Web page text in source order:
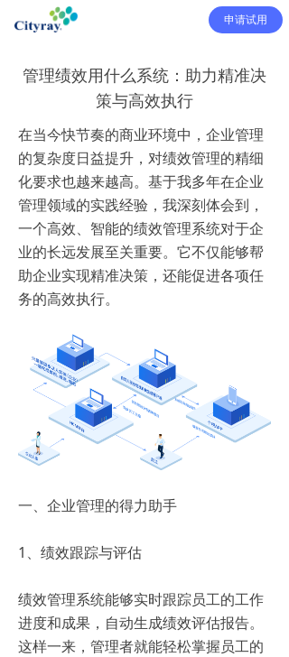
申请试用
管理绩效用什么系统：助力精准决
策与高效执行
在当今快节奏的商业环境中，企业管理
的复杂度日益提升，对绩效管理的精细
化要求也越来越高。基于我多年在企业
管理领域的实践经验，我深刻体会到，
一个高效、智能的绩效管理系统对于企
业的长远发展至关重要。它不仅能够帮
助企业实现精准决策，还能促进各项任
务的高效执行。
一、企业管理的得力助手
1、绩效跟踪与评估
绩效管理系统能够实时跟踪员工的工作
进度和成果，自动生成绩效评估报告。
这样一来，管理者就能轻松掌握员工的